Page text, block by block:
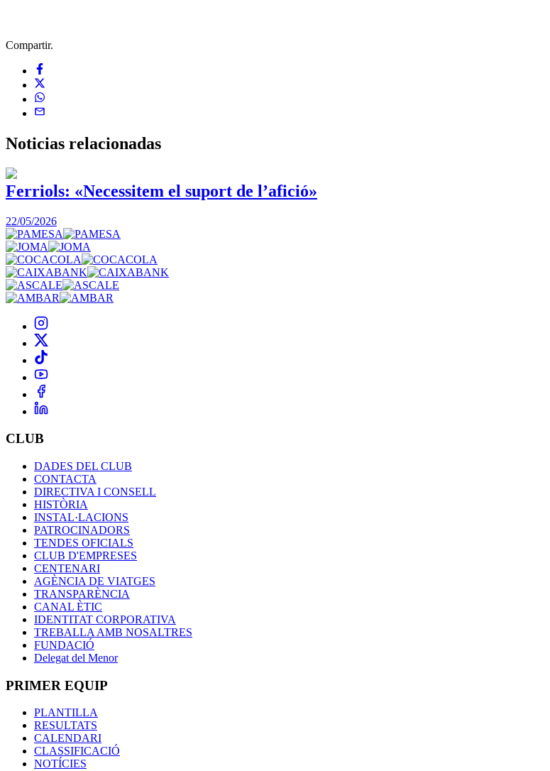
Compartir.
Noticias relacionadas
Ferriols: «Necessitem el suport de l’afició»
22/05/2026
CLUB
DADES DEL CLUB
CONTACTA
DIRECTIVA I CONSELL
HISTÒRIA
INSTAL·LACIONS
PATROCINADORS
TENDES OFICIALS
CLUB D'EMPRESES
CENTENARI
AGÈNCIA DE VIATGES
TRANSPARÈNCIA
CANAL ÈTIC
IDENTITAT CORPORATIVA
TREBALLA AMB NOSALTRES
FUNDACIÓ
Delegat del Menor
PRIMER EQUIP
PLANTILLA
RESULTATS
CALENDARI
CLASSIFICACIÓ
NOTÍCIES